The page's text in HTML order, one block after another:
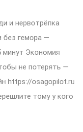
и нервотрёпка
без гемора —
минут Экономия
не потерять —
https://osagopilot.ru
тому у кого